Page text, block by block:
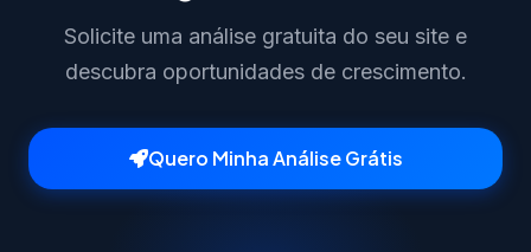
Solicite uma análise gratuita do seu site e
descubra oportunidades de crescimento.
Quero Minha Análise Grátis